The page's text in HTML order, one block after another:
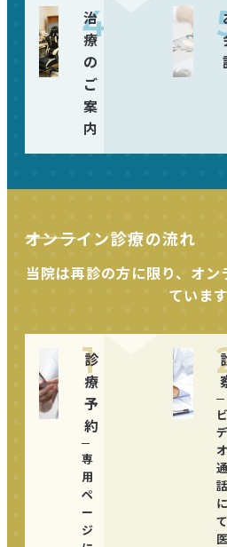
4
治
療
の
ご
案
内
オンライン診療の流れ
当院は再診の方に限り、オ
ています
1
診
療
予
約
専
用
ペ
ー
ジ
ビ
デ
オ
通
話
に
て
医